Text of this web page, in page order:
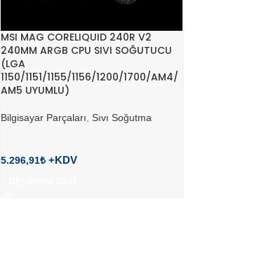
MSI MAG CORELIQUID 240R V2
240MM ARGB CPU SIVI SOĞUTUCU
(LGA
1150/1151/1155/1156/1200/1700/AM4/
AM5 UYUMLU)
Bilgisayar Parçaları Sıvı Soğutma
5.296,91₺